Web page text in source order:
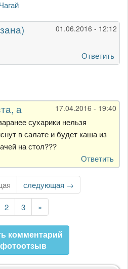
01.06.2016 - 12:12
Ответить
17.04.2016 - 19:40
а
сухарики нельзя
в салате и будет каша из
на стол???
Ответить
Следующая
страница
следующая →
Страница
2 Страница
3
Последняя
страница
»
комментарий